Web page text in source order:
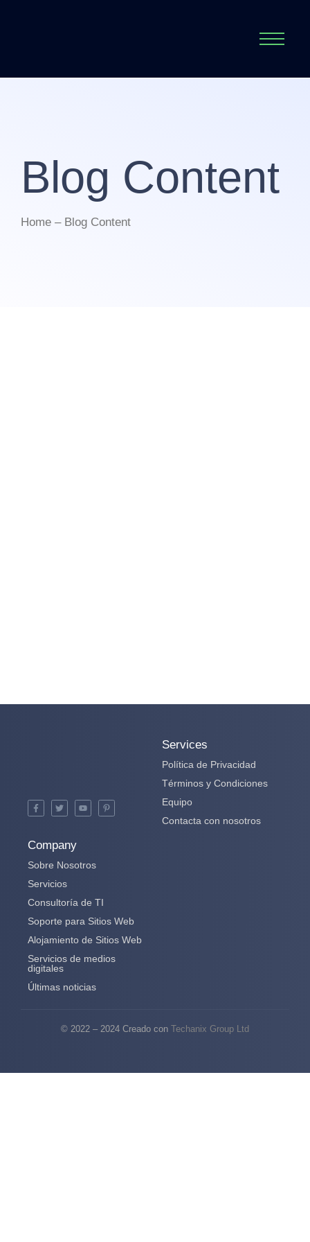
Blog Content
Home – Blog Content
Services
Política de Privacidad
Términos y Condiciones
Equipo
Contacta con nosotros
Company
Sobre Nosotros
Servicios
Consultoría de TI
Soporte para Sitios Web
Alojamiento de Sitios Web
Servicios de medios
digitales
Últimas noticias
© 2022 – 2024 Creado con Techanix Group Ltd